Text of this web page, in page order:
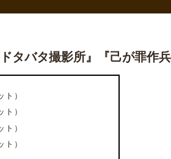
タバタ撮影所』『己が罪作
）
）
）
）